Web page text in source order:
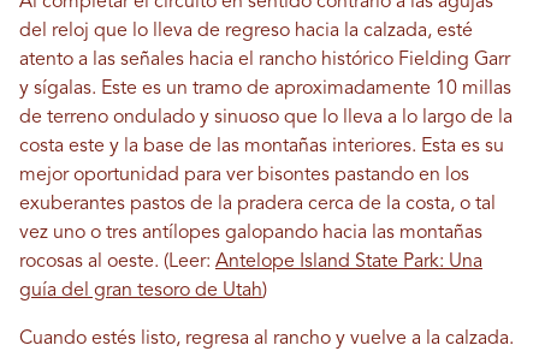
del reloj que lo lleva de regreso hacia la calzada, esté
atento a las señales hacia el rancho histórico Fielding Garr
y sígalas. Este es un tramo de aproximadamente 10 millas
de terreno ondulado y sinuoso que lo lleva a lo largo de la
costa este y la base de las montañas interiores. Esta es su
mejor oportunidad para ver bisontes pastando en los
exuberantes pastos de la pradera cerca de la costa, o tal
vez uno o tres antílopes galopando hacia las montañas
rocosas al oeste. (Leer: Antelope Island State Park: Una
guía del gran tesoro de Utah)
Cuando estés listo, regresa al rancho y vuelve a la calzada.